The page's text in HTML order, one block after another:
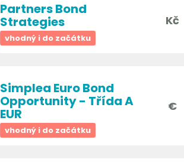
Partners Bond
Strategies
vhodný i do začátku
Kč
Simplea Euro Bond
Opportunity - Třída A
EUR
vhodný i do začátku
€